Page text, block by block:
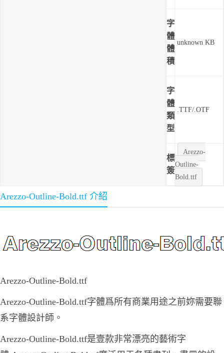
字
體
體
積
unknown KB
字
體
類
型
.TTF/.OTF
標
簽
Arezzo-
Outline-
Bold.ttf
Arezzo-Outline-Bold.ttf 介紹
Arezzo-Outline-Bold.ttf
Arezzo-Outline-Bold.ttf字體爲所有商業用途之前妳需要聯
系字體設計師。
Arezzo-Outline-Bold.ttf是壹款非常漂亮的藝術字